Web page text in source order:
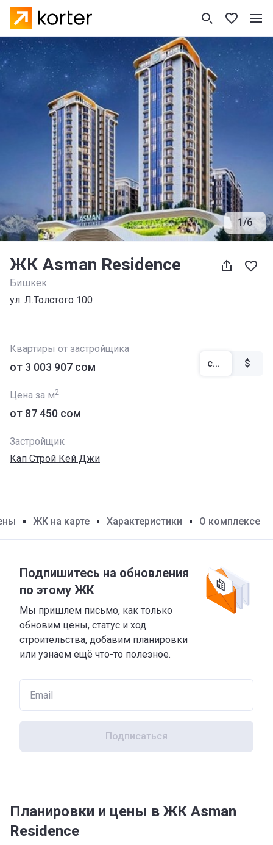
1/6
ЖК Asman Residence
Бишкек
ул. Л.Толстого 100
Квартиры от застройщика
от ‍3 003 907 сом
Цена за м2
от ‍87 450 сом
сом $
Застройщик
Кап Строй Кей Джи
ЖК на карте Характеристики О комплексе
Подпишитесь на обновления
по этому ЖК
Мы пришлем письмо, как только
обновим цены, статус и ход
строительства, добавим планировки
или узнаем ещё что-то полезное.
Подписаться
Планировки и цены в ЖК Asman
Residence